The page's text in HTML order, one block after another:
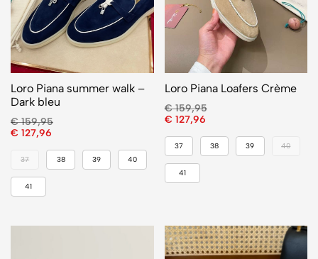
Loro Piana summer walk –
Dark bleu
€159,95
€ 127,96
37 38 39 40
41
Loro Piana Loafers Crème
€159,95
€ 127,96
37 38 39 40
41